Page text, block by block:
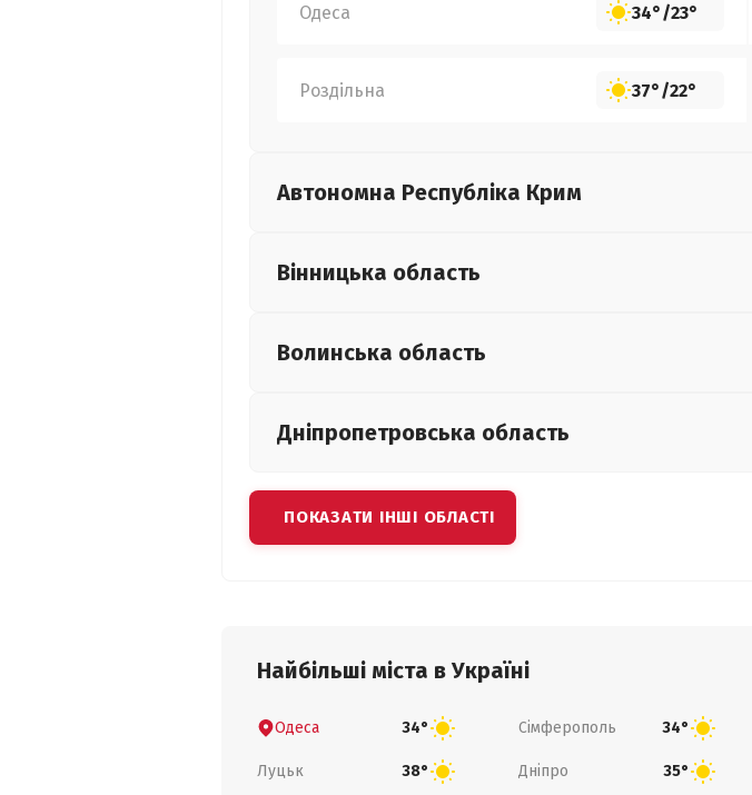
Одеса 34°/23°
Роздільна 37°/22°
Автономна Республіка Крим
Вінницька область
Волинська область
Дніпропетровська область
ПОКАЗАТИ ІНШІ ОБЛАСТІ
Найбільші міста в Україні
Одеса 34° Сімферополь 34°
Луцьк 38° Дніпро 35°